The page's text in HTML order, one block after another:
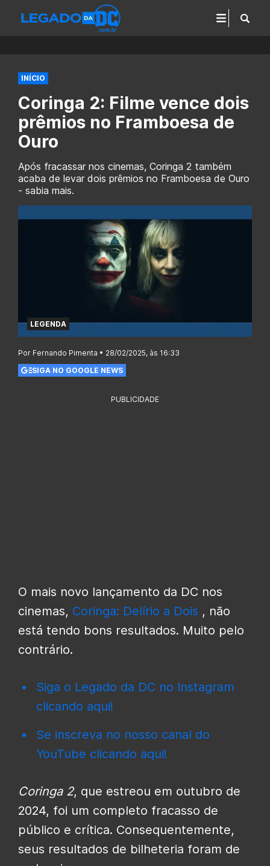
INÍCIO
Coringa 2: Filme vence dois
prêmios no Framboesa de
Ouro
Após fracassar nos cinemas, Coringa 2 também
acaba de levar dois prêmios no Framboesa de Ouro
- sabia mais.
LEGENDA
Por Fernando Pimenta • 28/02/2025, às 16:33
SIGA NO GOOGLE NEWS
PUBLICIDADE
O mais novo lançamento da DC nos
cinemas, Coringa: Delírio a Dois , não
está tendo bons resultados. Muito pelo
contrário.
Siga o Legado da DC no Instagram
clicando aqui!
Se inscreva no nosso canal do
YouTube clicando aqui!
Coringa 2, que estreou em outubro de
2024, foi um completo fracasso de
público e crítica. Consequentemente,
seus resultados de bilheteria foram de